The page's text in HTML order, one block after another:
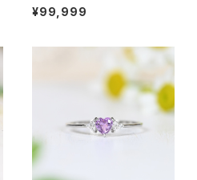
（JK6390）
¥99,999